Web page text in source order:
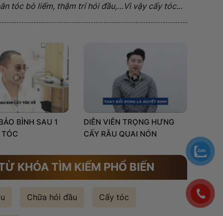
tóc bò liếm, thậm trí hói đầu,…Vì vậy cấy tóc...
BÌNH SAU 1
DIỄN VIÊN TRỌNG HƯNG
CẤY RÂU QUAI NÓN
KHÓA TÌM KIẾM PHỔ BIẾN
Chữa hói đầu Cấy tóc